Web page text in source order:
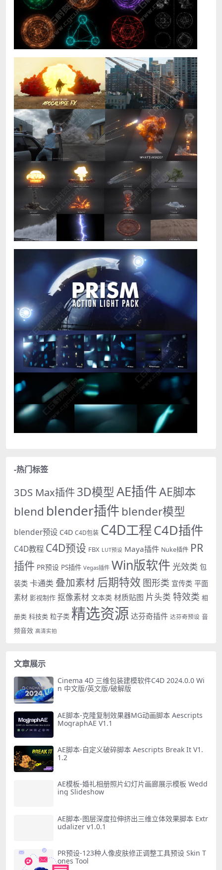
-热门标签
3DS Max插件3D模型AE插件AE脚本
blend blender插件 blender模型
blender预设 C4D C4D包装 C4D工程C4D插件
C4D教程 C4D预设 FBX LUT预设 Maya插件 Nuke插件 PR
插件 PR预设 PS插件 Vegas插件 Win版软件 光效类 包
装类 卡通类 叠加素材 后期特效 图形类 宣传类 平面
素材 影视制作 抠像素材 文本类 材质贴图 片头类 特效类 相
册类 科技类 粒子类 精选资源 达芬奇插件 达芬奇预设 音
频音效 高清实拍
文章展示
Cinema 4D 三维包装建模软件C4D 2024.0.0 Wi
n 中文版/英文版/破解版
AE脚本-克隆复制效果器MG动画脚本 Aescripts
MographAE V1.1
AE脚本-自定义破碎脚本 Aescripts Break It V1.
1.2
AE模板-婚礼相册照片幻灯片画廊展示模板 Wedd
ing Slideshow
AE脚本-图层深度拉伸挤出三维立体效果脚本 Extr
udalizer v1.0.1
PR预设-123种人像皮肤修正调整工具预设 Skin T
ones Tool